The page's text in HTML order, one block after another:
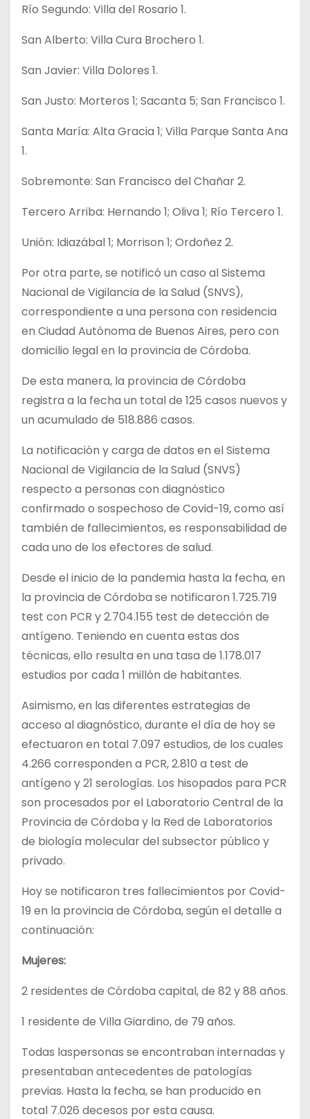
Río Segundo: Villa del Rosario 1.
San Alberto: Villa Cura Brochero 1.
San Javier: Villa Dolores 1.
San Justo: Morteros 1; Sacanta 5; San Francisco 1.
Santa María: Alta Gracia 1; Villa Parque Santa Ana
1.
Sobremonte: San Francisco del Chañar 2.
Tercero Arriba: Hernando 1; Oliva 1; Río Tercero 1.
Unión: Idiazábal 1; Morrison 1; Ordoñez 2.
Por otra parte, se notificó un caso al Sistema
Nacional de Vigilancia de la Salud (SNVS),
correspondiente a una persona con residencia
en Ciudad Autónoma de Buenos Aires, pero con
domicilio legal en la provincia de Córdoba.
De esta manera, la provincia de Córdoba
registra a la fecha un total de 125 casos nuevos y
un acumulado de 518.886 casos.
La notificación y carga de datos en el Sistema
Nacional de Vigilancia de la Salud (SNVS)
respecto a personas con diagnóstico
confirmado o sospechoso de Covid-19, como así
también de fallecimientos, es responsabilidad de
cada uno de los efectores de salud.
Desde el inicio de la pandemia hasta la fecha, en
la provincia de Córdoba se notificaron 1.725.719
test con PCR y 2.704.155 test de detección de
antígeno. Teniendo en cuenta estas dos
técnicas, ello resulta en una tasa de 1.178.017
estudios por cada 1 millón de habitantes.
Asimismo, en las diferentes estrategias de
acceso al diagnóstico, durante el día de hoy se
efectuaron en total 7.097 estudios, de los cuales
4.266 corresponden a PCR, 2.810 a test de
antígeno y 21 serologías. Los hisopados para PCR
son procesados por el Laboratorio Central de la
Provincia de Córdoba y la Red de Laboratorios
de biología molecular del subsector público y
privado.
Hoy se notificaron tres fallecimientos por Covid-
19 en la provincia de Córdoba, según el detalle a
continuación:
Mujeres:
2 residentes de Córdoba capital, de 82 y 88 años.
1 residente de Villa Giardino, de 79 años.
Todas laspersonas se encontraban internadas y
presentaban antecedentes de patologías
previas. Hasta la fecha, se han producido en
total 7.026 decesos por esta causa.